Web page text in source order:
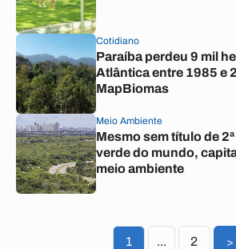
Cotidiano
Paraíba perdeu 9 mil
Atlântica entre 1985 e
MapBiomas
Meio Ambiente
Mesmo sem título de
verde do mundo,
meio ambiente
1 ... 2 >